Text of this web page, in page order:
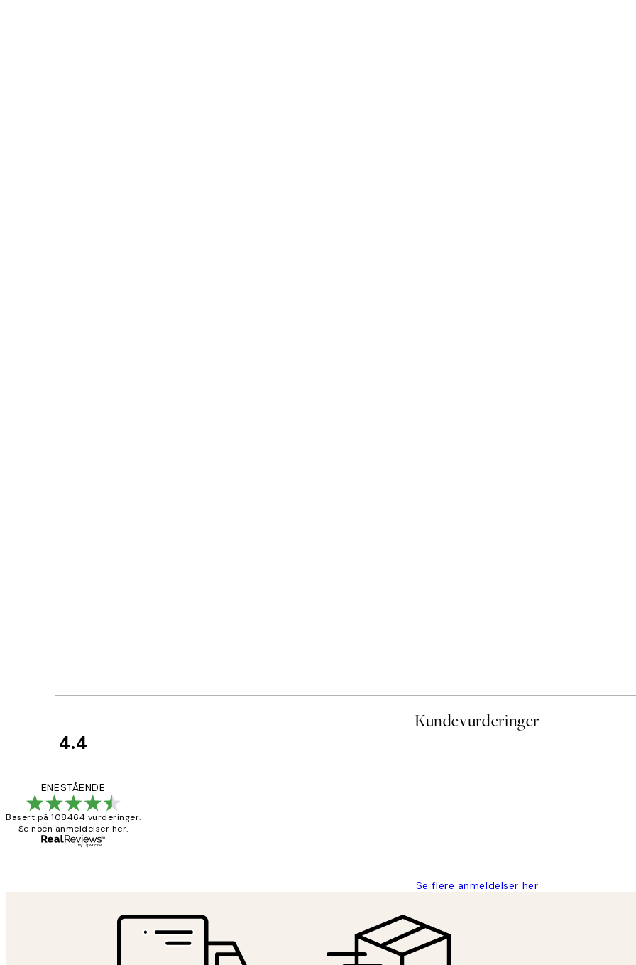
Kundevurderinger
4.4
ENESTÅENDE
Basert på 108464 vurderinger.
Se noen anmeldelser her.
Se flere anmeldelser her